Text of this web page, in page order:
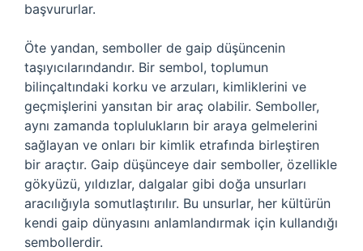
başvururlar.
Öte yandan, semboller de gaip düşüncenin
taşıyıcılarındandır. Bir sembol, toplumun
bilinçaltındaki korku ve arzuları, kimliklerini ve
geçmişlerini yansıtan bir araç olabilir. Semboller,
aynı zamanda toplulukların bir araya gelmelerini
sağlayan ve onları bir kimlik etrafında birleştiren
bir araçtır. Gaip düşünceye dair semboller, özellikle
gökyüzü, yıldızlar, dalgalar gibi doğa unsurları
aracılığıyla somutlaştırılır. Bu unsurlar, her kültürün
kendi gaip dünyasını anlamlandırmak için kullandığı
sembollerdir.